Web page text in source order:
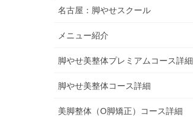
名古屋：脚やせスクール
メニュー紹介
脚やせ美整体プレミアムコース詳細
脚やせ美整体コース詳細
美脚整体（O脚矯正）コース詳細